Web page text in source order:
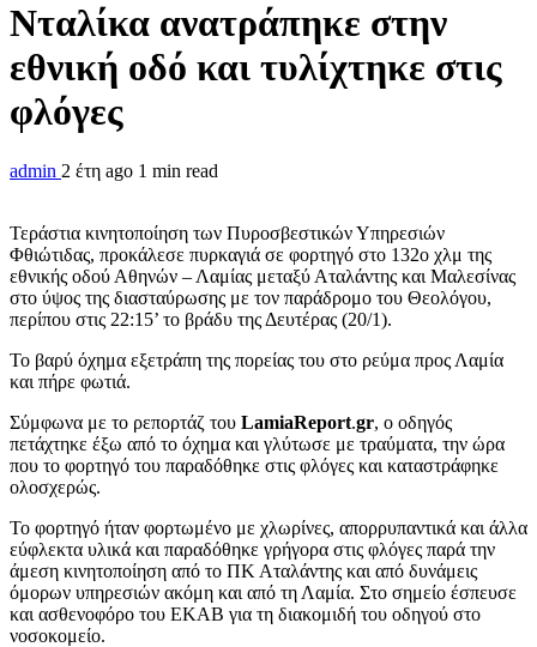
Νταλίκα ανατράπηκε στην
εθνική οδό και τυλίχτηκε στις
φλόγες
admin 2 έτη ago 1 min read
Τεράστια κινητοποίηση των Πυροσβεστικών Υπηρεσιών
Φθιώτιδας, προκάλεσε πυρκαγιά σε φορτηγό στο 132ο χλμ της
εθνικής οδού Αθηνών – Λαμίας μεταξύ Αταλάντης και Μαλεσίνας
στο ύψος της διασταύρωσης με τον παράδρομο του Θεολόγου,
περίπου στις 22:15’ το βράδυ της Δευτέρας (20/1).
Το βαρύ όχημα εξετράπη της πορείας του στο ρεύμα προς Λαμία
και πήρε φωτιά.
Σύμφωνα με το ρεπορτάζ του LamiaReport.gr, o οδηγός
πετάχτηκε έξω από το όχημα και γλύτωσε με τραύματα, την ώρα
που το φορτηγό του παραδόθηκε στις φλόγες και καταστράφηκε
ολοσχερώς.
Το φορτηγό ήταν φορτωμένο με χλωρίνες, απορρυπαντικά και άλλα
εύφλεκτα υλικά και παραδόθηκε γρήγορα στις φλόγες παρά την
άμεση κινητοποίηση από το ΠΚ Αταλάντης και από δυνάμεις
όμορων υπηρεσιών ακόμη και από τη Λαμία. Στο σημείο έσπευσε
και ασθενοφόρο του ΕΚΑΒ για τη διακομιδή του οδηγού στο
νοσοκομείο.